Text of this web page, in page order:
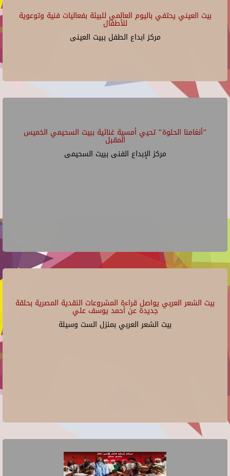
بيت العيني يحتفي باليوم العالمي للبيئة بفعاليات فنية وتوعوية
للأطفال
مركز ابداع الطفل ببيت العينى
"أنغامنا الحلوة" تحيي أمسية غنائية ببيت السحيمي الخميس
المقبل
مركز الإبداع الفنى ببيت السحيمى
بيت الشعر العربي يواصل قراءة المشروعات النقدية المصرية بحلقة
جديدة عن أحمد يوسف علي
بيت الشعر العربي بمنزل الست وسيلة